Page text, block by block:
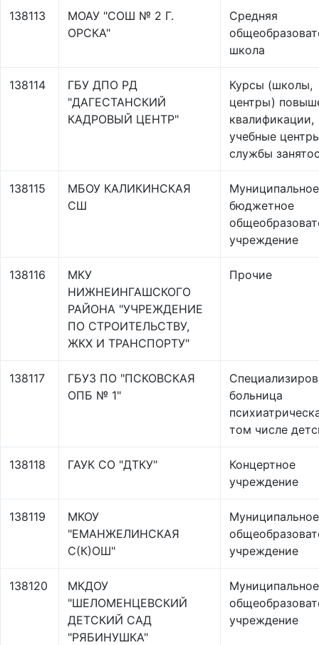
138113
МОАУ "СОШ № 2 Г.
ОРСКА"
Средняя
школа
138114
ГБУ ДПО РД
"ДАГЕСТАНСКИЙ
КАДРОВЫЙ ЦЕНТР"
Курсы (школы,
центры)
квалификации,
учебные
службы
138115
МБОУ КАЛИКИНСКАЯ
СШ
Муниципальное
бюджетное
учреждение
138116
МКУ
НИЖНЕИНГАШСКОГО
РАЙОНА "УЧРЕЖДЕНИЕ
ПО СТРОИТЕЛЬСТВУ,
ЖКХ И ТРАНСПОРТУ"
Прочие
138117
ГБУЗ ПО "ПСКОВСКАЯ
ОПБ № 1"
больница
том числе
138118 ГАУК СО "ДТКУ"
Концертное
учреждение
138119
МКОУ
"ЕМАНЖЕЛИНСКАЯ
С(К)ОШ"
Муниципальное
учреждение
138120
МКДОУ
"ШЕЛОМЕНЦЕВСКИЙ
ДЕТСКИЙ САД
"РЯБИНУШКА"
Муниципальное
учреждение